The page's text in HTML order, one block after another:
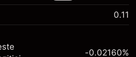
financiar este disponibil
prin CFD-uri și Knock-
0.11
-0.02160%